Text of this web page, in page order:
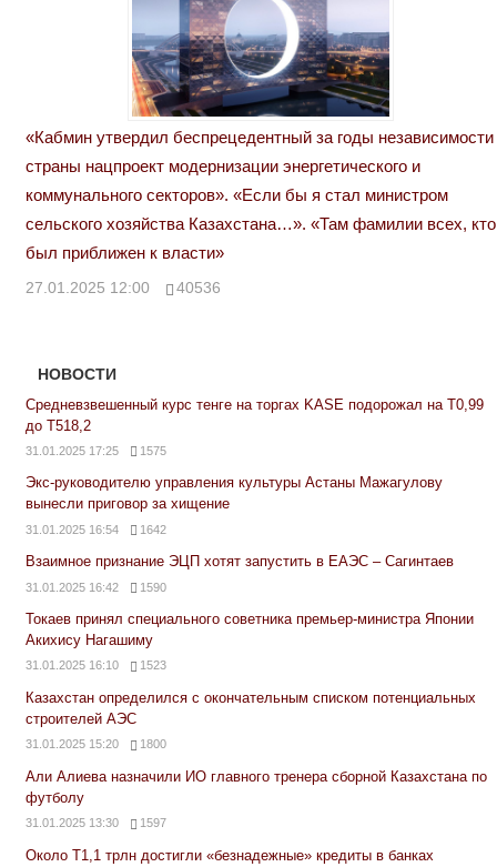
«Кабмин утвердил беспрецедентный за годы независимости
страны нацпроект модернизации энергетического и
коммунального секторов». «Если бы я стал министром
сельского хозяйства Казахстана…». «Там фамилии всех, кто
был приближен к власти»
27.01.2025 12:00 40536
НОВОСТИ
Средневзвешенный курс тенге на торгах KASE подорожал на Т0,99
до Т518,2
31.01.2025 17:25 1575
Экс-руководителю управления культуры Астаны Мажагулову
вынесли приговор за хищение
31.01.2025 16:54 1642
Взаимное признание ЭЦП хотят запустить в ЕАЭС – Сагинтаев
31.01.2025 16:42 1590
Токаев принял специального советника премьер-министра Японии
Акихису Нагашиму
31.01.2025 16:10 1523
Казахстан определился с окончательным списком потенциальных
строителей АЭС
31.01.2025 15:20 1800
Али Алиева назначили ИО главного тренера сборной Казахстана по
футболу
31.01.2025 13:30 1597
Около Т1,1 трлн достигли «безнадежные» кредиты в банках